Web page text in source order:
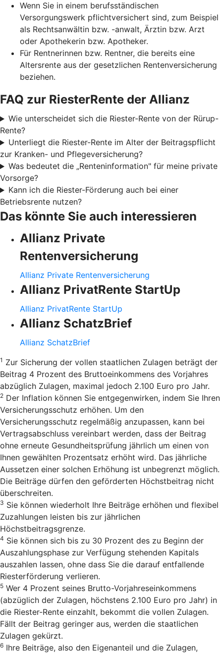
Wenn Sie in einem berufsständischen
Versorgungswerk pflichtversichert sind, zum Beispiel
als Rechtsanwältin bzw. -anwalt, Ärztin bzw. Arzt
oder Apothekerin bzw. Apotheker.
Für Rentnerinnen bzw. Rentner, die bereits eine
Altersrente aus der gesetzlichen Rentenversicherung
beziehen.
FAQ zur RiesterRente der Allianz
Wie unterscheidet sich die Riester-Rente von der Rürup-
Rente?
Unterliegt die Riester-Rente im Alter der Beitragspflicht
zur Kranken- und Pflegeversicherung?
Was bedeutet die „Renteninformation" für meine private
Vorsorge?
Kann ich die Riester-Förderung auch bei einer
Betriebsrente nutzen?
Das könnte Sie auch interessieren
Allianz Private
Rentenversicherung
Allianz Private Rentenversicherung
Allianz PrivatRente StartUp
Allianz PrivatRente StartUp
Allianz SchatzBrief
Allianz SchatzBrief
1 Zur Sicherung der vollen staatlichen Zulagen beträgt der
Beitrag 4 Prozent des Bruttoeinkommens des Vorjahres
abzüglich Zulagen, maximal jedoch 2.100 Euro pro Jahr.
2 Der Inflation können Sie entgegenwirken, indem Sie Ihren
Versicherungsschutz erhöhen. Um den
Versicherungsschutz regelmäßig anzupassen, kann bei
Vertragsabschluss vereinbart werden, dass der Beitrag
ohne erneute Gesundheitsprüfung jährlich um einen von
Ihnen gewählten Prozentsatz erhöht wird. Das jährliche
Aussetzen einer solchen Erhöhung ist unbegrenzt möglich.
Die Beiträge dürfen den geförderten Höchstbeitrag nicht
überschreiten.
3 Sie können wiederholt Ihre Beiträge erhöhen und flexibel
Zuzahlungen leisten bis zur jährlichen
Höchstbeitragsgrenze.
4 Sie können sich bis zu 30 Prozent des zu Beginn der
Auszahlungsphase zur Verfügung stehenden Kapitals
auszahlen lassen, ohne dass Sie die darauf entfallende
Riesterförderung verlieren.
5 Wer 4 Prozent seines Brutto-Vorjahreseinkommens
(abzüglich der Zulagen, höchstens 2.100 Euro pro Jahr) in
die Riester-Rente einzahlt, bekommt die vollen Zulagen.
Fällt der Beitrag geringer aus, werden die staatlichen
Zulagen gekürzt.
6 Ihre Beiträge, also den Eigenanteil und die Zulagen,